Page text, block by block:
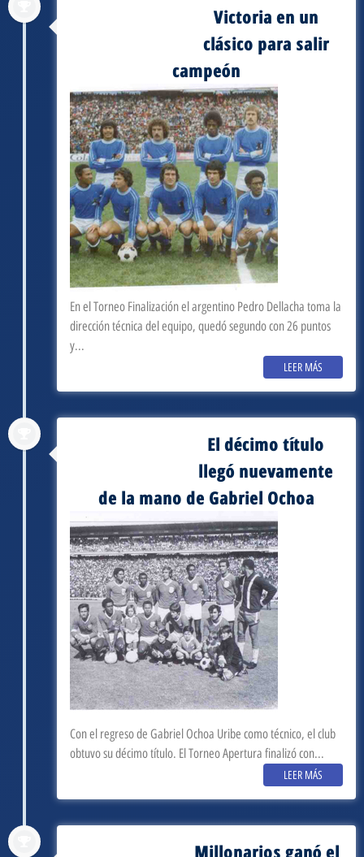
Victoria en un
clásico para salir
campeón
En el Torneo Finalización el argentino Pedro Dellacha toma la
dirección técnica del equipo, quedó segundo con 26 puntos
y...
LEER MÁS
El décimo título
llegó nuevamente
de la mano de Gabriel Ochoa
Con el regreso de Gabriel Ochoa Uribe como técnico, el club
obtuvo su décimo título. El Torneo Apertura finalizó con...
LEER MÁS
Millonarios ganó el